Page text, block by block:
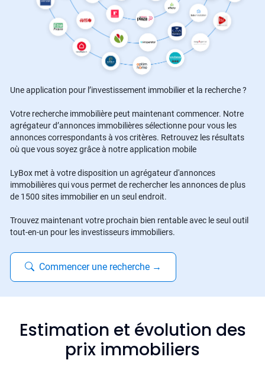
Une application pour l’investissement immobilier et la recherche ?
Votre recherche immobilière peut maintenant commencer. Notre
agrégateur d’annonces immobilières sélectionne pour vous les
annonces correspondants à vos critères. Retrouvez les résultats
où que vous soyez grâce à notre application mobile
LyBox met à votre disposition un agrégateur d'annonces
immobilières qui vous permet de rechercher les annonces de plus
de 1500 sites immobilier en un seul endroit.
Trouvez maintenant votre prochain bien rentable avec le seul outil
tout-en-un pour les investisseurs immobiliers.
Commencer une recherche →
Estimation et évolution des
prix immobiliers